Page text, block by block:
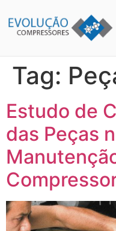
Tag:
Estudo de
das Peças